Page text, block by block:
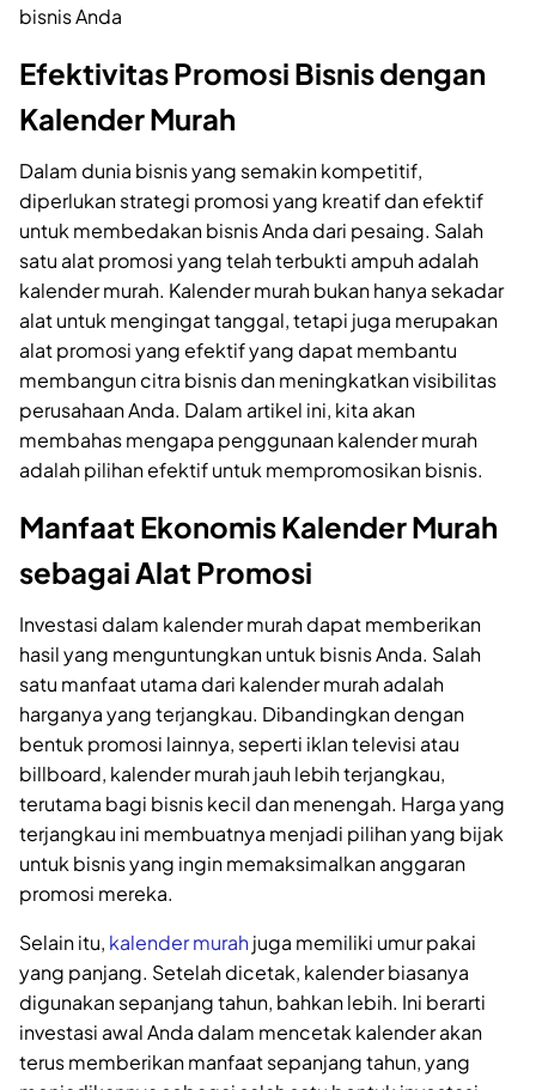
bisnis Anda
Efektivitas Promosi Bisnis dengan
Kalender Murah
Dalam dunia bisnis yang semakin kompetitif,
diperlukan strategi promosi yang kreatif dan efektif
untuk membedakan bisnis Anda dari pesaing. Salah
satu alat promosi yang telah terbukti ampuh adalah
kalender murah. Kalender murah bukan hanya sekadar
alat untuk mengingat tanggal, tetapi juga merupakan
alat promosi yang efektif yang dapat membantu
membangun citra bisnis dan meningkatkan visibilitas
perusahaan Anda. Dalam artikel ini, kita akan
membahas mengapa penggunaan kalender murah
adalah pilihan efektif untuk mempromosikan bisnis.
Manfaat Ekonomis Kalender Murah
sebagai Alat Promosi
Investasi dalam kalender murah dapat memberikan
hasil yang menguntungkan untuk bisnis Anda. Salah
satu manfaat utama dari kalender murah adalah
harganya yang terjangkau. Dibandingkan dengan
bentuk promosi lainnya, seperti iklan televisi atau
billboard, kalender murah jauh lebih terjangkau,
terutama bagi bisnis kecil dan menengah. Harga yang
terjangkau ini membuatnya menjadi pilihan yang bijak
untuk bisnis yang ingin memaksimalkan anggaran
promosi mereka.
Selain itu, kalender murahjuga memiliki umur pakai
yang panjang. Setelah dicetak, kalender biasanya
digunakan sepanjang tahun, bahkan lebih. Ini berarti
investasi awal Anda dalam mencetak kalender akan
terus memberikan manfaat sepanjang tahun, yang